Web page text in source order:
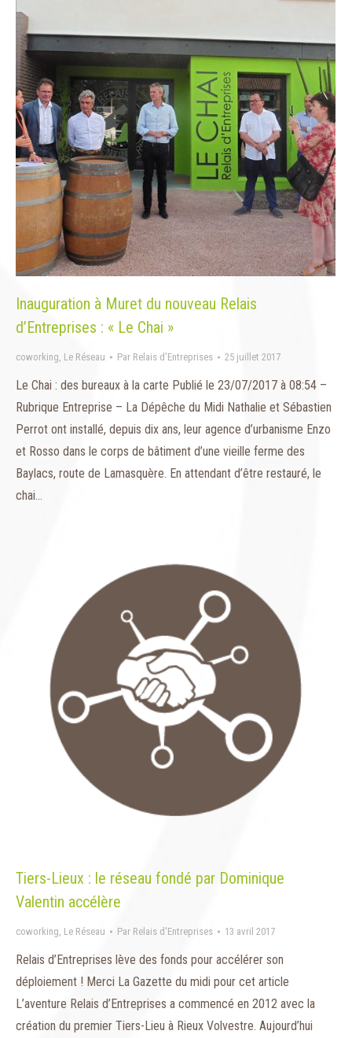
Inauguration à Muret du nouveau Relais
d’Entreprises : « Le Chai »
coworking, Le Réseau Par Relais d'Entreprises 25 juillet 2017
Le Chai : des bureaux à la carte Publié le 23/07/2017 à 08:54 –
Rubrique Entreprise – La Dépêche du Midi Nathalie et Sébastien
Perrot ont installé, depuis dix ans, leur agence d’urbanisme Enzo
et Rosso dans le corps de bâtiment d’une vieille ferme des
Baylacs, route de Lamasquère. En attendant d’être restauré, le
chai…
Tiers-Lieux : le réseau fondé par Dominique
Valentin accélère
coworking, Le Réseau Par Relais d'Entreprises 13 avril 2017
Relais d’Entreprises lève des fonds pour accélérer son
déploiement ! Merci La Gazette du midi pour cet article
L’aventure Relais d’Entreprises a commencé en 2012 avec la
création du premier Tiers-Lieu à Rieux Volvestre. Aujourd’hui